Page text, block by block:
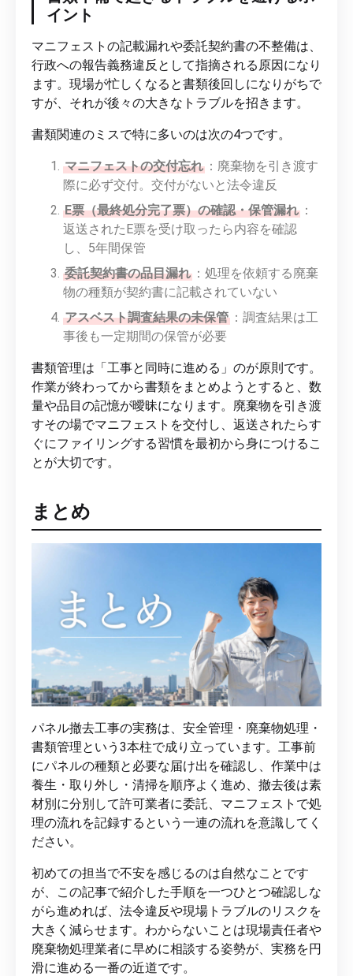
イント
マニフェストの記載漏れや委託契約書の不整備は、
行政への報告義務違反として指摘される原因になり
ます。現場が忙しくなると書類後回しになりがちで
すが、それが後々の大きなトラブルを招きます。
書類関連のミスで特に多いのは次の4つです。
マニフェストの交付忘れ ：廃棄物を引き渡す
際に必ず交付。交付がないと法令違反
E票（最終処分完了票）の確認・保管漏れ ：
返送されたE票を受け取ったら内容を確認
し、5年間保管
委託契約書の品目漏れ ：処理を依頼する廃棄
物の種類が契約書に記載されていない
アスベスト調査結果の未保管 ：調査結果は工
事後も一定期間の保管が必要
書類管理は「工事と同時に進める」のが原則です。
作業が終わってから書類をまとめようとすると、数
量や品目の記憶が曖昧になります。廃棄物を引き渡
すその場でマニフェストを交付し、返送されたらす
ぐにファイリングする習慣を最初から身につけるこ
とが大切です。
まとめ
パネル撤去工事の実務は、安全管理・廃棄物処理・
書類管理という3本柱で成り立っています。工事前
にパネルの種類と必要な届け出を確認し、作業中は
養生・取り外し・清掃を順序よく進め、撤去後は素
材別に分別して許可業者に委託、マニフェストで処
理の流れを記録するという一連の流れを意識してく
ださい。
初めての担当で不安を感じるのは自然なことです
が、この記事で紹介した手順を一つひとつ確認しな
がら進めれば、法令違反や現場トラブルのリスクを
大きく減らせます。わからないことは現場責任者や
廃棄物処理業者に早めに相談する姿勢が、実務を円
滑に進める一番の近道です。